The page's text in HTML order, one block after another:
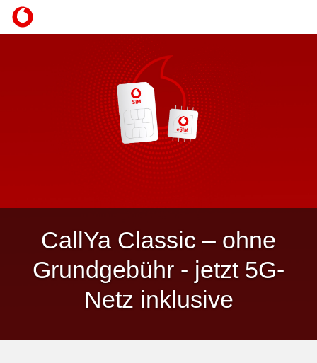
CallYa Classic – ohne
Grundgebühr - jetzt 5G-Netz
inklusive